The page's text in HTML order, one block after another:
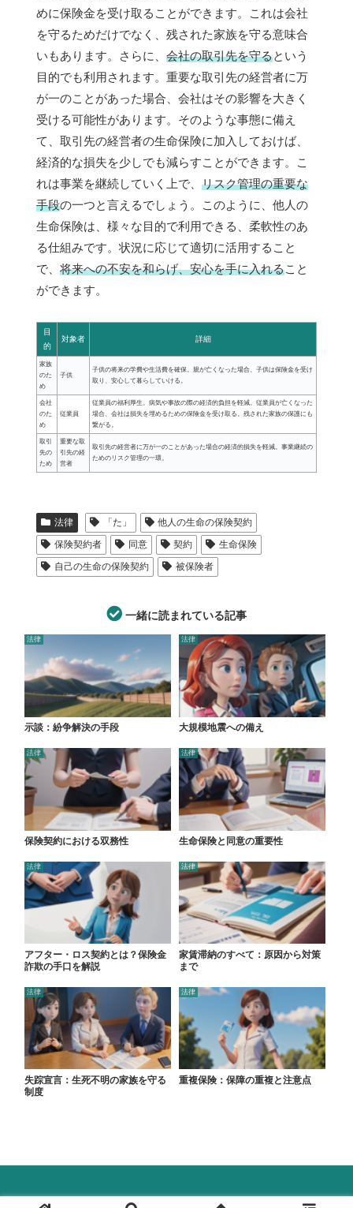
めに保険金を受け取ることができます。これは会社
を守るためだけでなく、残された家族を守る意味合
いもあります。さらに、 会社の取引先を守るという
目的でも利用されます。重要な取引先の経営者に万
が一のことがあった場合、会社はその影響を大きく
受ける可能性があります。そのような事態に備え
て、取引先の経営者の生命保険に加入しておけば、
経済的な損失を少しでも減らすことができます。こ
れは事業を継続していく上で、 リスク管理の重要な
手段の一つと言えるでしょう。このように、他人の
生命保険は、様々な目的で利用できる、柔軟性のあ
る仕組みです。状況に応じて適切に活用すること
で、 将来への不安を和らげ、安心を手に入れること
ができます。
目
的
対象者 詳細
家族
のた
め
子供
子供の将来の学費や生活費を確保。親が亡くなった場合、子供は保険金を受け
取り、安心して暮らしていける。
会社
のた
め
従業員
従業員の福利厚生。病気や事故の際の経済的負担を軽減。従業員が亡くなった
場合、会社は損失を埋めるための保険金を受け取る。残された家族の保護にも
繋がる。
取引
先の
ため
重要な取
引先の経
営者
取引先の経営者に万が一のことがあった場合の経済的損失を軽減。事業継続の
ためのリスク管理の一環。
法律 「た」
他人の生命の保険契約
保険契約者
同意 契約
生命保険
自己の生命の保険契約
被保険者
一緒に読まれている記事
法律
示談：紛争解決の手段
法律
大規模地震への備え
法律
保険契約における双務性
法律
生命保険と同意の重要性
法律
アフター・ロス契約とは？保険金
詐欺の手口を解説
法律
家賃滞納のすべて：原因から対策
まで
法律
失踪宣言：生死不明の家族を守る
制度
法律
重複保険：保障の重複と注意点